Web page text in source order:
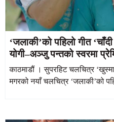
‘जलाकी’को पहिलो गीत
योगी–अञ्जु पन्तको स्वरमा
काठमाडौं । सुपरहिट चलचित्र
मगरको नयाँ चलचित्र ‘जलाकी’को